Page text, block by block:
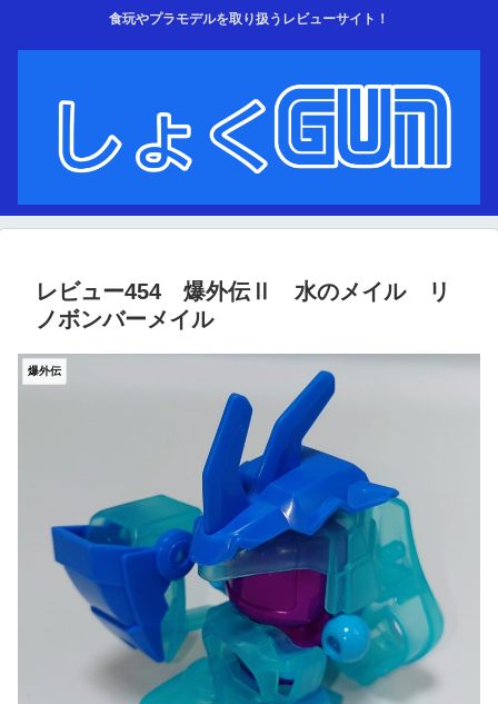
食玩やプラモデルを取り扱うレビューサイト！
レビュー454 爆外伝Ⅱ 水のメイル リ
ノボンバーメイル
爆外伝